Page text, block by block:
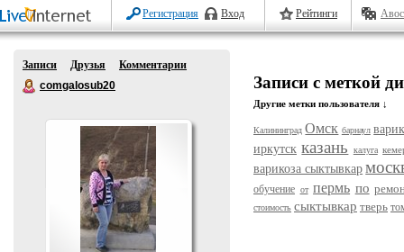
Регистрация Вход Рейтинги
Записи Друзья
Комментарии
comgalosub20
Записи с меткой
Другие метки пользователя ↓
Калининград Омск барнаул
иркутск казань калуга
варикоза сыктывкар
обучение от пермь по
стоимость сыктывкар тверь